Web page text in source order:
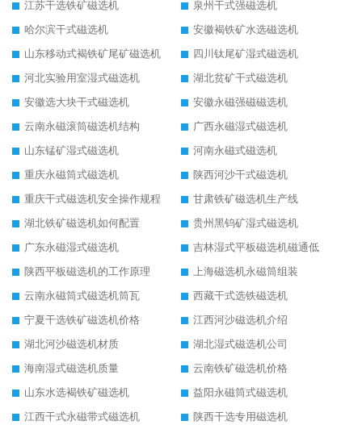
江苏干选铁矿磁选机
泉州干式强磁选机
哈尔滨干式磁选机
安徽褐铁矿水选磁选机
山东移动式褐铁矿尾矿磁选机
四川钛尾矿湿式磁选机
河北实验用室湿式磁选机
湖北贫矿干式磁选机
安徽选大块干式磁选机
安徽永磁强磁磁选机
云南永磁滚筒磁选机结构
广西永磁湿式磁选机
山东锰矿湿式磁选机
河南永磁式磁选机
重庆永磁筒式磁选机
陕西河沙干式磁选机
重庆干式磁选机安全操作规程
甘肃铁矿磁选机生产线
湖北铁矿磁选机如何配置
贵州黑钨矿湿式磁选机
广东永磁湿式磁选机
吉林湿式平板磁选机磁通低
陕西平板磁选机的工作原理
上海磁选机永磁筒组装
云南永磁筒式磁选机筒瓦
西藏干式选铁磁选机
宁夏干选铁矿磁选机价格
江西河沙磁选机介绍
湖北河沙磁选机材质
湖北湿式磁选机公司
海南湿式磁选机质量
云南铁矿磁选机价格
山东水选褐铁矿磁选机
益阳永磁筒式磁选机
江西干式永磁带式磁选机
陕西干选专用磁选机